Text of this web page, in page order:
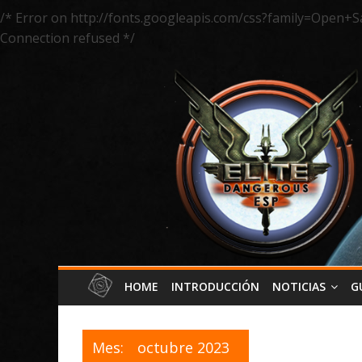
/* Error on http://fonts.googleapis.com/
Connection refused */
HOME INTRODUCCIÓN NOTICIAS
Mes: octubre 2023